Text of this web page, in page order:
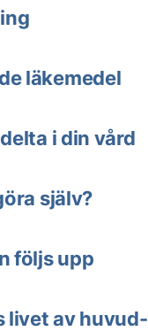
läkemedel
i din vård
själv?
följs upp
livet av huvud-